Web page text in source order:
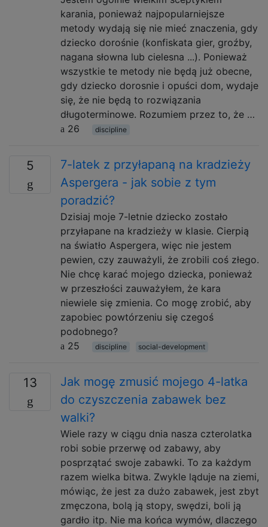
karania, ponieważ najpopularniejsze
metody wydają się nie mieć znaczenia, gdy
dziecko dorośnie (konfiskata gier, groźby,
nagana słowna lub cielesna ...). Ponieważ
wszystkie te metody nie będą już obecne,
gdy dziecko dorosnie i opuści dom, wydaje
się, że nie będą to rozwiązania
długoterminowe. Rozumiem przez to, że …
26
discipline
5
7-latek z przyłapaną na kradzieży
Aspergera - jak sobie z tym
poradzić?
Dzisiaj moje 7-letnie dziecko zostało
przyłapane na kradzieży w klasie. Cierpią
na światło Aspergera, więc nie jestem
pewien, czy zauważyli, że zrobili coś złego.
Nie chcę karać mojego dziecka, ponieważ
w przeszłości zauważyłem, że kara
niewiele się zmienia. Co mogę zrobić, aby
zapobiec powtórzeniu się czegoś
podobnego?
25
discipline social-development
13
Jak mogę zmusić mojego 4-latka
do czyszczenia zabawek bez
walki?
Wiele razy w ciągu dnia nasza czterolatka
robi sobie przerwę od zabawy, aby
posprzątać swoje zabawki. To za każdym
razem wielka bitwa. Zwykle ląduje na ziemi,
mówiąc, że jest za dużo zabawek, jest zbyt
zmęczona, bolą ją stopy, swędzi, boli ją
gardło itp. Nie ma końca wymów, dlaczego